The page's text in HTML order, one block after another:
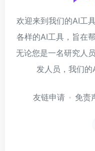
欢迎来到我们的AI工
各样的AI工具，旨在
无论您是一名研究人
发人员，我们的
友链申请 免责